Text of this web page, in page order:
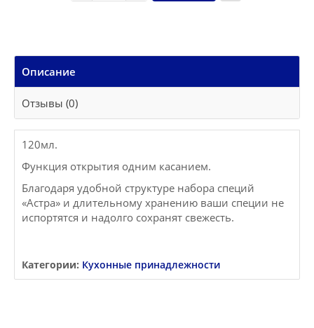
Описание
Отзывы (0)
120мл.
Функция открытия одним касанием.
Благодаря удобной структуре набора специй
«Астра» и длительному хранению ваши специи не
испортятся и надолго сохранят свежесть.
Категории: Кухонные принадлежности